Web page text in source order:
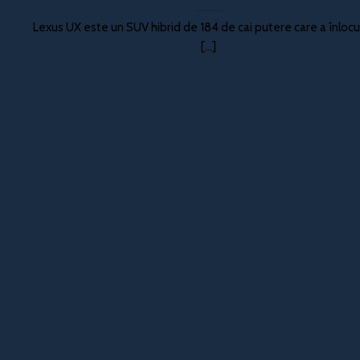
Lexus UX este un SUV hibrid de 184 de cai putere care a
[...]